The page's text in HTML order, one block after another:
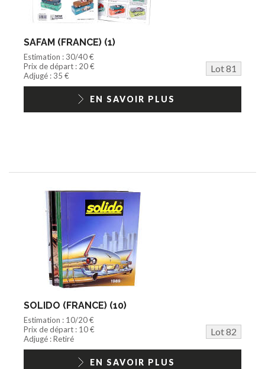
SAFAM (FRANCE) (1)
Estimation : 30/40 €
Prix de départ : 20 €
Lot 81
Adjugé : 35 €
EN SAVOIR PLUS
SOLIDO (FRANCE) (10)
Estimation : 10/20 €
Prix de départ : 10 €
Lot 82
Adjugé : Retiré
EN SAVOIR PLUS